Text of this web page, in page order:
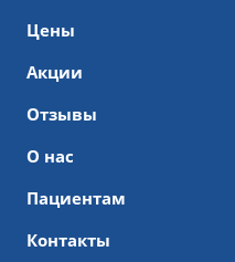
Цены
Акции
Отзывы
О нас
Пациентам
Контакты